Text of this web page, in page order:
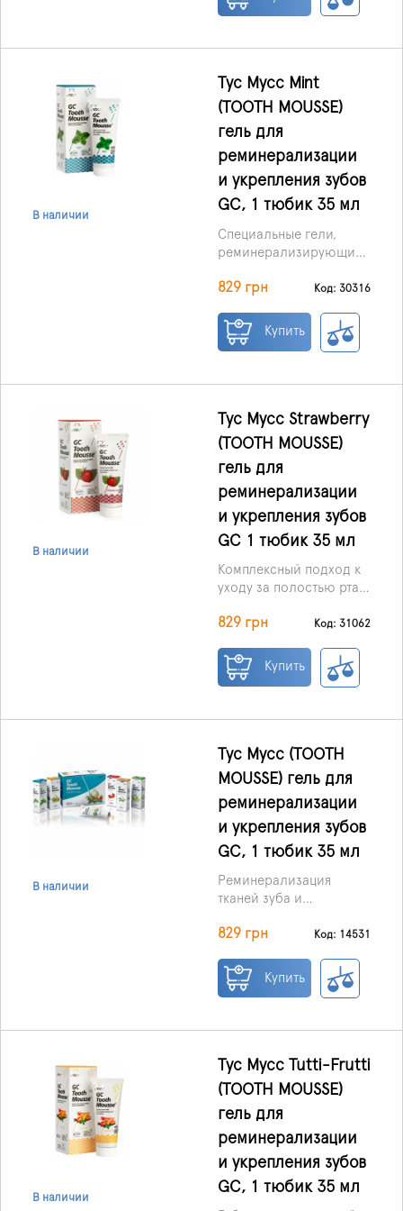
кариесом и иными
(TOOTH MOUSSE) для
реминерализации и
укрепления зубов от GC
является средством
эффективным,
безопасным,
практически
универсальным.
В наличии
Тус Мусс Mint
(TOOTH MOUSSE)
гель для
реминерализации
и укрепления зубов
GC, 1 тюбик 35 мл
Специальные гели,
реминерализирующие
спасение для зубов
эмалью, пораженных
кариесом и иными
(TOOTH MOUSSE) для
реминерализации и
укрепления зубов
является средством
эффективным,
безопасным,
практически
универсальным.
829 грн Код: 30316
Купить
В наличии
Тус Мусс Strawberry
(TOOTH MOUSSE)
гель для
реминерализации
и укрепления зубов
GC 1 тюбик 35 мл
Комплексный подход к
уходу за полостью рта –
сияющей улыбки. Зубы,
составляющие
человеческого
Мусс
Strawberry(TOOTHMOUSSE)
разработан специально
для укрепления и
восстановления эмали
и дентина. Эмаль зуба –
самый твердый элемент
в теле человека. Но
даже она способна
деминерализации.
деструктивные
процессы, стоматологи
советуют применять в
укрепления зубов GC.
829 грн Код: 31062
Купить
В наличии
Тус Мусс (TOOTH
MOUSSE) гель для
реминерализации
и укрепления зубов
GC, 1 тюбик 35 мл
Реминерализация
тканей зуба и
минерального баланса
Цена указана за шт.
Можно применять детям
от 0 до 6 лет.
829 грн Код: 14531
Купить
В наличии
Тус Мусс Tutti-Frutti
(TOOTH MOUSSE)
гель для
реминерализации
и укрепления зубов
GC, 1 тюбик 35 мл